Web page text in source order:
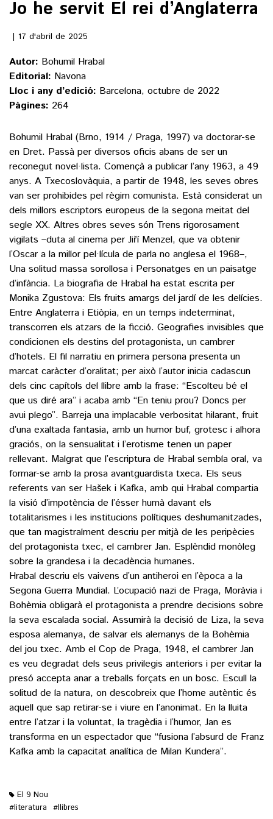
POLÍTICA
ECONOMIA
HOQUEI PATINS
MOTOR
VEURE TOTES
CULTURA
ARTS ESCÈNIQUES
CULTURA POPULAR
CALAIX
VEURE TOTES
SUPLEMENTS
FOTOGALERIES
9MAGAZÍN
AGENDA
BLOGOSFERA
Jo he servit El rei d’Anglaterra
17 d'abril de 2025
Autor: Bohumil Hrabal
Editorial: Navona
Lloc i any d’edició: Barcelona, octubre de 2022
Pàgines: 264
Bohumil Hrabal (Brno, 1914 / Praga, 1997) va doctorar-se
en Dret. Passà per diversos oficis abans de ser un
reconegut novel·lista. Començà a publicar l’any 1963, a 49
anys. A Txecoslovàquia, a partir de 1948, les seves obres
van ser prohibides pel règim comunista. Està considerat un
dels millors escriptors europeus de la segona meitat del
segle XX. Altres obres seves són Trens rigorosament
vigilats –duta al cinema per Jiří Menzel, que va obtenir
l’Oscar a la millor pel·lícula de parla no anglesa el 1968–,
Una solitud massa sorollosa i Personatges en un paisatge
d’infància. La biografia de Hrabal ha estat escrita per
Monika Zgustova: Els fruits amargs del jardí de les delícies.
Entre Anglaterra i Etiòpia, en un temps indeterminat,
transcorren els atzars de la ficció. Geografies invisibles que
condicionen els destins del protagonista, un cambrer
d’hotels. El fil narratiu en primera persona presenta un
marcat caràcter d’oralitat; per això l’autor inicia cadascun
dels cinc capítols del llibre amb la frase: “Escolteu bé el
que us diré ara” i acaba amb “En teniu prou? Doncs per
avui plego”. Barreja una implacable verbositat hilarant, fruit
d’una exaltada fantasia, amb un humor buf, grotesc i alhora
graciós, on la sensualitat i l’erotisme tenen un paper
rellevant. Malgrat que l’escriptura de Hrabal sembla oral, va
formar-se amb la prosa avantguardista txeca. Els seus
referents van ser Hašek i Kafka, amb qui Hrabal compartia
la visió d’impotència de l’ésser humà davant els
totalitarismes i les institucions polítiques deshumanitzades,
que tan magistralment descriu per mitjà de les peripècies
del protagonista txec, el cambrer Jan. Esplèndid monòleg
sobre la grandesa i la decadència humanes.
Hrabal descriu els vaivens d’un antiheroi en l’època a la
Segona Guerra Mundial. L’ocupació nazi de Praga, Moràvia i
Bohèmia obligarà el protagonista a prendre decisions sobre
la seva escalada social. Assumirà la decisió de Liza, la seva
esposa alemanya, de salvar els alemanys de la Bohèmia
del jou txec. Amb el Cop de Praga, 1948, el cambrer Jan
es veu degradat dels seus privilegis anteriors i per evitar la
presó accepta anar a treballs forçats en un bosc. Escull la
solitud de la natura, on descobreix que l’home autèntic és
aquell que sap retirar-se i viure en l’anonimat. En la lluita
entre l’atzar i la voluntat, la tragèdia i l’humor, Jan es
transforma en un espectador que “fusiona l’absurd de Franz
Kafka amb la capacitat analítica de Milan Kundera”.
El 9 Nou
#literatura #llibres
M'agrada